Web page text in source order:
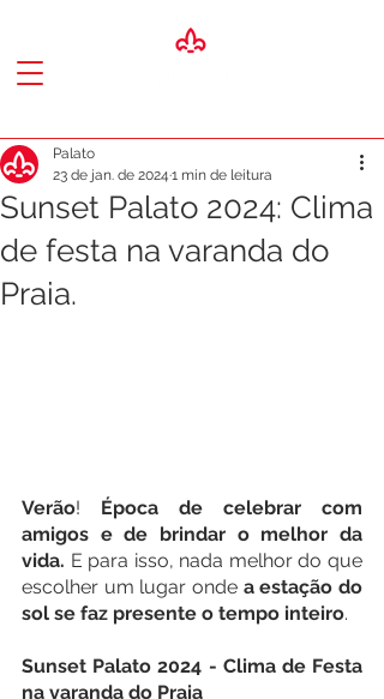
Sunset Palato 2024: Clima
de festa na varanda do
Praia.
Palato
23 de jan. de 2024 1 min de leitura
Verão! Época de celebrar com
amigos e de brindar o melhor da
vida. E para isso, nada melhor do que
escolher um lugar onde a estação do
sol se faz presente o tempo inteiro.
Sunset Palato 2024 - Clima de Festa
na varanda do Praia